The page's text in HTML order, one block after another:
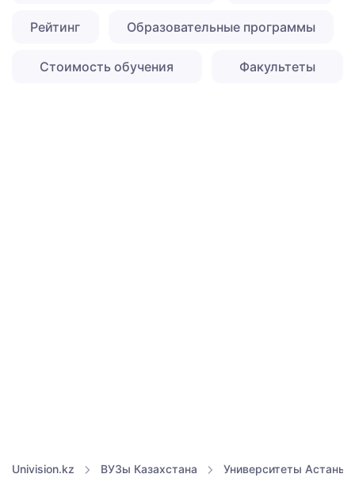
Рейтинг Образовательные программы
Стоимость обучения Факультеты
Univision.kz ВУЗы Казахстана Университеты Астаны